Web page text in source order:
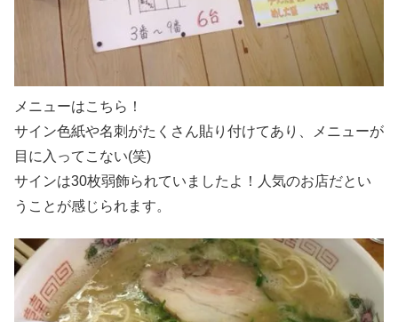
メニューはこちら！
サイン色紙や名刺がたくさん貼り付けてあり、メニューが
目に入ってこない(笑)
サインは30枚弱飾られていましたよ！人気のお店だとい
うことが感じられます。